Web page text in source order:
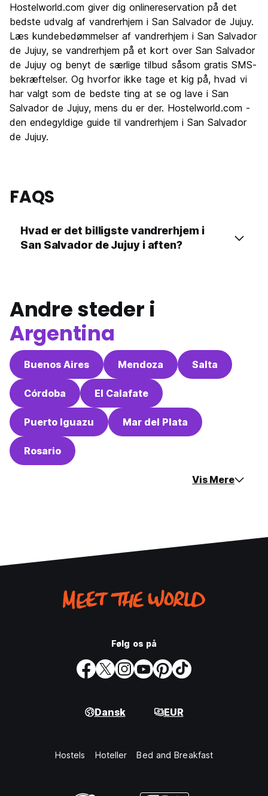
Kultur
6.5
Fester
5.8
Værdi for pengene
7.5
Hostelworld.com giver dig onlinereservation på det
bedste udvalg af vandrerhjem i San Salvador de Jujuy.
Læs kundebedømmelser af vandrerhjem i San Salvador
de Jujuy, se vandrerhjem på et kort over San Salvador
de Jujuy og benyt de særlige tilbud såsom gratis SMS-
bekræftelser. Og hvorfor ikke tage et kig på, hvad vi
har valgt som de bedste ting at se og lave i San
Salvador de Jujuy, mens du er der. Hostelworld.com -
den endegyldige guide til vandrerhjem i San Salvador
de Jujuy.
FAQS
Hvad er det billigste vandrerhjem i
San Salvador de Jujuy i aften?
Andre steder i
Argentina
Buenos Aires Mendoza Salta
Córdoba El Calafate
Puerto Iguazu Mar del Plata
Rosario
Vis Mere
Følg os på
Dansk EUR
Hostels Hoteller Bed and Breakfast